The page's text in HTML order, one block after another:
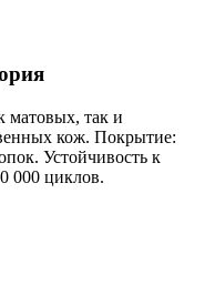
матовых, так и
кож. Покрытие:
Устойчивость к
000 циклов.